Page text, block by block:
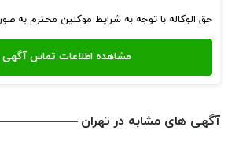
حق الوکاله با توجه به شرایط موکلین محترم به
آگهی های مشابه در تهران